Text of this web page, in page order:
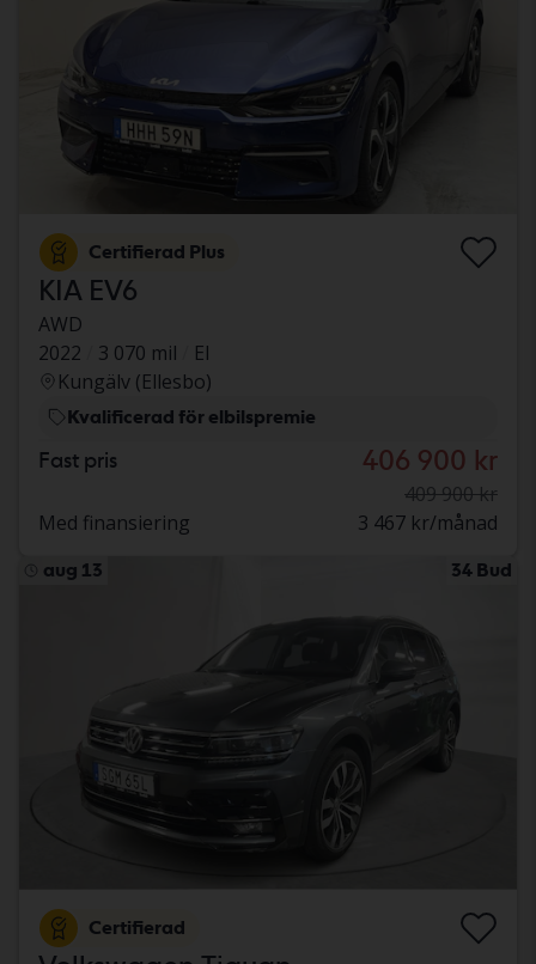
Certifierad Plus
KIA EV6
AWD
2022
3 070 mil
El
Kungälv (Ellesbo)
Kvalificerad för elbilspremie
Fast pris 406 900 kr
409 900 kr
Med finansiering
3 467 kr/månad
aug 13 34 Bud
Certifierad